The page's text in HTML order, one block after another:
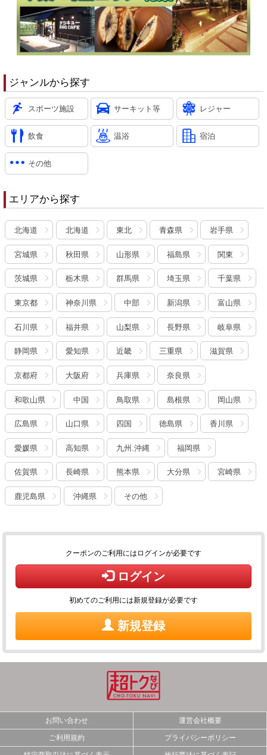
ジャンルから探す
スポーツ施設 サーキット等 レジャー
飲食 温浴 宿泊
その他
エリアから探す
北海道 北海道 東北 青森県 岩手県
宮城県 秋田県 山形県 福島県 関東
茨城県 栃木県 群馬県 埼玉県 千葉県
東京都 神奈川県 中部 新潟県 富山県
石川県 福井県 山梨県 長野県 岐阜県
静岡県 愛知県 近畿 三重県 滋賀県
京都府 大阪府 兵庫県 奈良県
和歌山県 中国 鳥取県 島根県 岡山県
広島県 山口県 四国 徳島県 香川県
愛媛県 高知県 九州.沖縄 福岡県
佐賀県 長崎県 熊本県 大分県 宮崎県
鹿児島県 沖縄県 その他
クーポンのご利用にはログインが必要です
ログイン
初めてのご利用には新規登録が必要です
新規登録
お問い合わせ 運営会社概要
ご利用規約 プライバシーポリシー